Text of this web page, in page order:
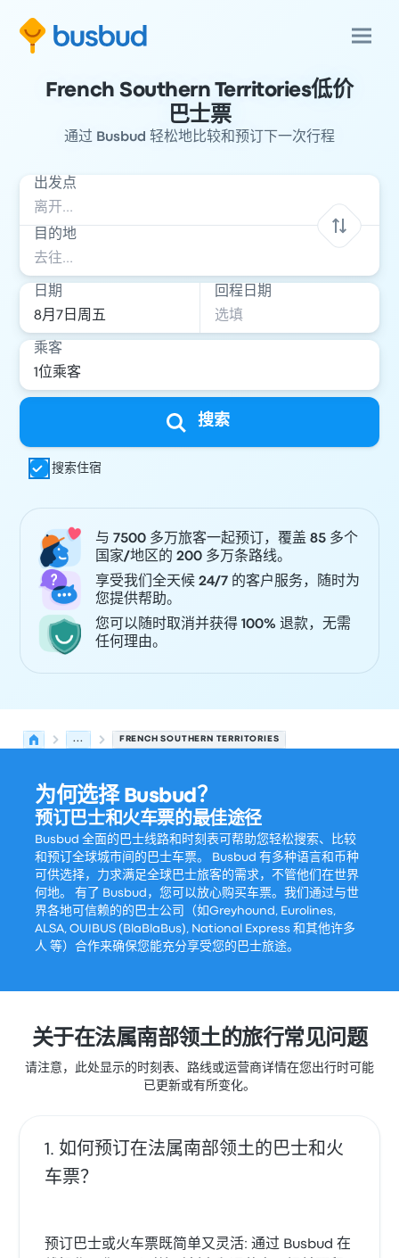
French Southern Territories低价
巴士票
通过 Busbud 轻松地比较和预订下一次行程
出发点
目的地
日期 回程日期
乘客
搜索
搜索住宿
与 7500 多万旅客一起预订，覆盖 85 多个
国家/地区的 200 多万条路线。
享受我们全天候 24/7 的客户服务，随时为
您提供帮助。
您可以随时取消并获得 100% 退款，无需
任何理由。
... FRENCH SOUTHERN TERRITORIES
为何选择 Busbud？
预订巴士和火车票的最佳途径
Busbud 全面的巴士线路和时刻表可帮助您轻松搜索、比较
和预订全球城市间的巴士车票。 Busbud 有多种语言和币种
可供选择，力求满足全球巴士旅客的需求，不管他们在世界
何地。 有了 Busbud，您可以放心购买车票。我们通过与世
界各地可信赖的的巴士公司（如Greyhound, Eurolines,
ALSA, OUIBUS (BlaBlaBus), National Express 和其他许多
人 等）合作来确保您能充分享受您的巴士旅途。
关于在法属南部领土的旅行常见问题
请注意，此处显示的时刻表、路线或运营商详情在您出行时可能
已更新或有所变化。
如何预订在法属南部领土的巴士和火
车票？
预订巴士或火车票既简单又灵活: 通过 Busbud 在